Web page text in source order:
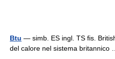
Btu — simb. ES ingl. TS fis.
del calore nel sistema